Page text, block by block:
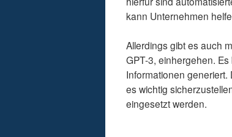
kann Unternehmen
Allerdings gibt es auch
GPT-3, einhergehen.
Informationen
es wichtig
eingesetzt werden.